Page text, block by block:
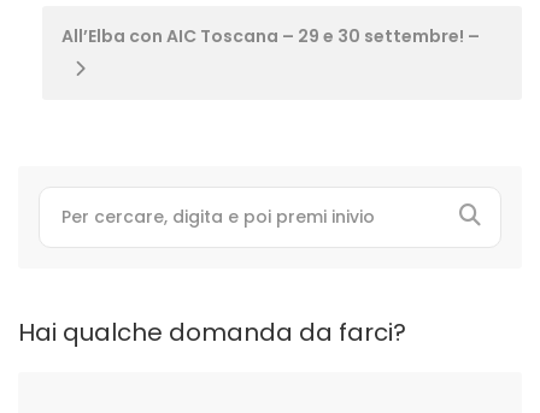
All’Elba con AIC Toscana – 29 e 30 settembre! –
Hai qualche domanda da farci?